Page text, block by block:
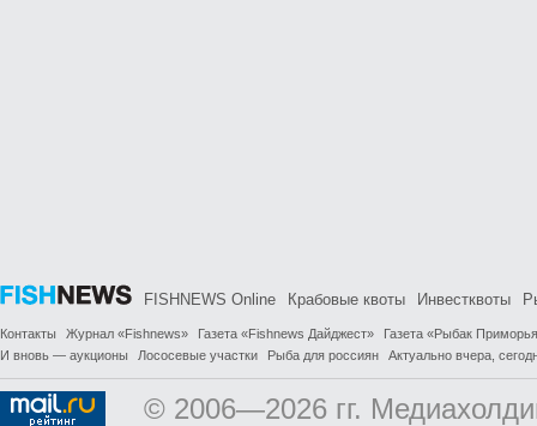
FISHNEWS Online Крабовые квоты Инвестквоты
Контакты Журнал «Fishnews» Газета «Fishnews Дайджест»
Газета «Рыбак
И вновь — аукционы
Лососевые участки Рыба для россиян Актуально вчера,
© 2006—2026 гг.